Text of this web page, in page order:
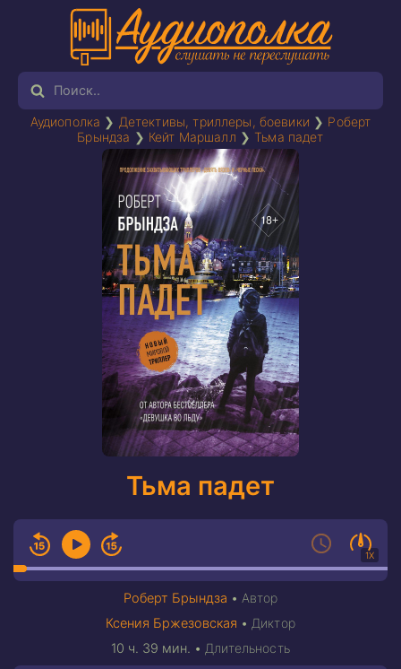
Аудиополка ❯ Детективы, триллеры, боевики ❯ Роберт
Брындза ❯ Кейт Маршалл ❯ Тьма падет
Тьма падет
1X
Роберт Брындза • Автор
Ксения Бржезовская • Диктор
10 ч. 39 мин. • Длительность